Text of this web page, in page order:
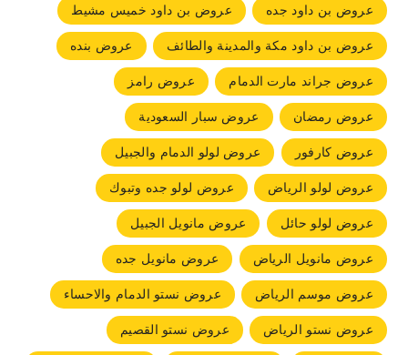
عروض بن داود جده
عروض بن داود خميس مشيط
عروض بن داود مكة والمدينة والطائف
عروض بنده
عروض جراند مارت الدمام
عروض رامز
عروض رمضان
عروض سبار السعودية
عروض كارفور
عروض لولو الدمام والجبيل
عروض لولو الرياض
عروض لولو جده وتبوك
عروض لولو حائل
عروض مانويل الجبيل
عروض مانويل الرياض
عروض مانويل جده
عروض موسم الرياض
عروض نستو الدمام والاحساء
عروض نستو الرياض
عروض نستو القصيم